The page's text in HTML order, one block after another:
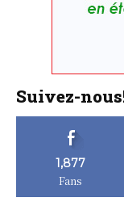
Suivez-
1,877
Fans